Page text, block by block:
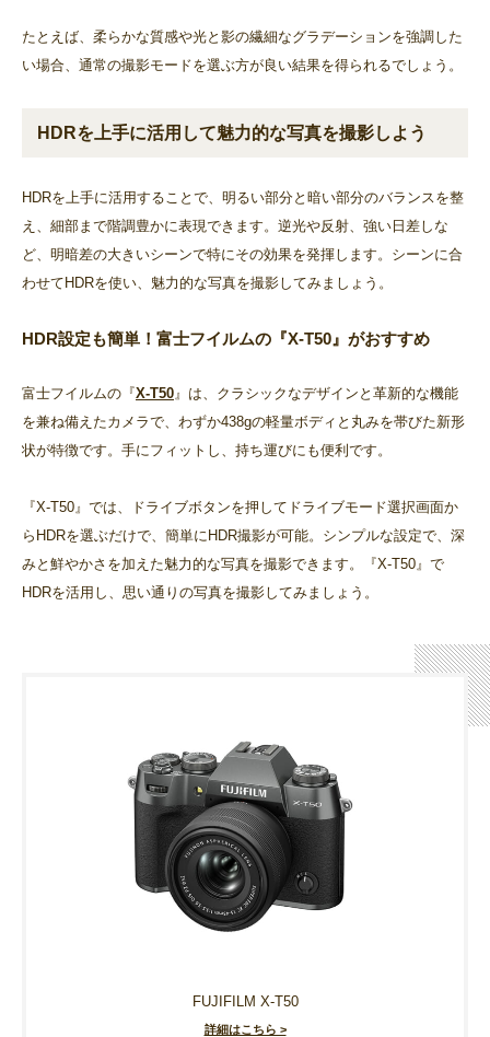
たとえば、柔らかな質感や光と影の繊細なグラデーションを強調した
い場合、通常の撮影モードを選ぶ方が良い結果を得られるでしょう。
HDRを上手に活用して魅力的な写真を撮影しよう
HDRを上手に活用することで、明るい部分と暗い部分のバランスを整
え、細部まで階調豊かに表現できます。逆光や反射、強い日差しな
ど、明暗差の大きいシーンで特にその効果を発揮します。シーンに合
わせてHDRを使い、魅力的な写真を撮影してみましょう。
HDR設定も簡単！富士フイルムの『X-T50』がおすすめ
富士フイルムの『X-T50』は、クラシックなデザインと革新的な機能
を兼ね備えたカメラで、わずか438gの軽量ボディと丸みを帯びた新形
状が特徴です。手にフィットし、持ち運びにも便利です。
『X-T50』では、ドライブボタンを押してドライブモード選択画面か
らHDRを選ぶだけで、簡単にHDR撮影が可能。シンプルな設定で、深
みと鮮やかさを加えた魅力的な写真を撮影できます。『X-T50』で
HDRを活用し、思い通りの写真を撮影してみましょう。
FUJIFILM X-T50
詳細はこちら >